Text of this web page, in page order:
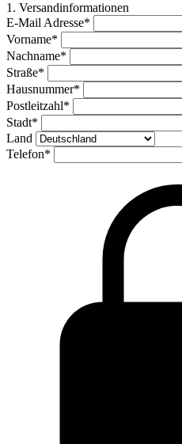
1. Versandinformationen
E-Mail Adresse*
Vorname*
Nachname*
Straße*
Hausnummer*
Postleitzahl*
Stadt*
Land
Telefon*